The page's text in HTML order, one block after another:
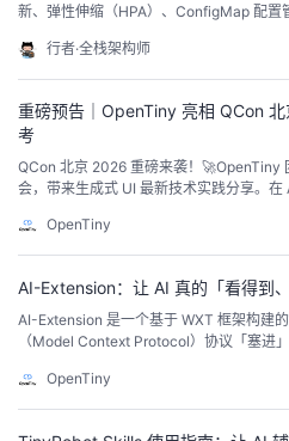
新、弹性伸缩（HPA）、ConfigMap 配置
3 个部署踩坑记录。
行者·全栈架构师
重磅预告｜OpenTiny 亮相 QCon
考
QCon 北京 2026 重磅来袭！🚀OpenTiny
会，带来生成式 UI 最新技术实践分享。
互不完整、业务逻辑缺失、无法对接真
iny 团队林瑞虹老师将聚焦 GenUI SDK 这
OpenTiny
AI-Extension：让 AI 真的「看得到
AI-Extension 是一个基于 WXT 框架构建
（Model Context Protocol）协议「塞进
即可为 AI 定义专业角色，让它自动识别意
OpenTiny